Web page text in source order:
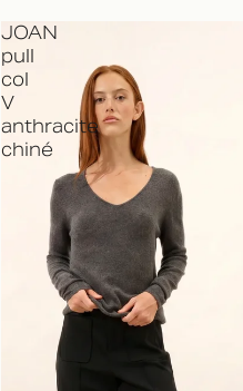
JOAN
pull
col
V
anthracite
chiné